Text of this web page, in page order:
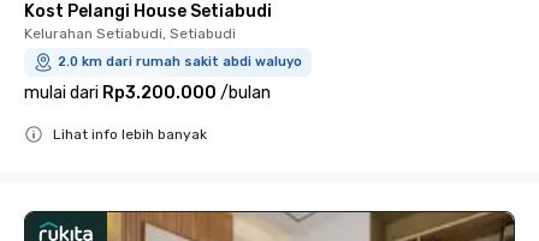
Kost Pelangi House Setiabudi
Kelurahan Setiabudi, Setiabudi
2.0 km dari rumah sakit abdi waluyo
mulai dari Rp3.200.000 /bulan
Lihat info lebih banyak